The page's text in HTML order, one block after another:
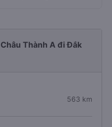
Thành A đi Đắk
563 km